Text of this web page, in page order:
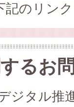
記のリン
るお
ジタル推